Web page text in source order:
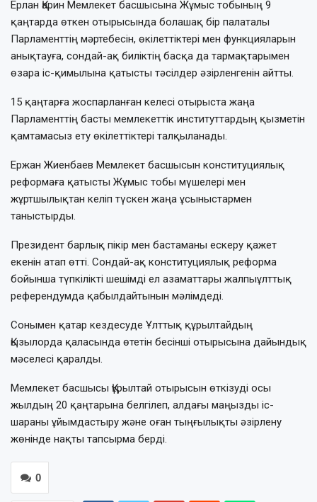
Ерлан Қарин Мемлекет басшысына Жұмыс тобының 9
қаңтарда өткен отырысында болашақ бір палаталы
Парламенттің мәртебесін, өкілеттіктері мен функцияларын
анықтауға, сондай-ақ биліктің басқа да тармақтарымен
өзара іс-қимылына қатысты тәсілдер әзірленгенін айтты.
15 қаңтарға жоспарланған келесі отырыста жаңа
Парламенттің басты мемлекеттік институттардың қызметін
қамтамасыз ету өкілеттіктері талқыланады.
Ержан Жиенбаев Мемлекет басшысын конституциялық
реформаға қатысты Жұмыс тобы мүшелері мен
жұртшылықтан келіп түскен жаңа ұсыныстармен
таныстырды.
Президент барлық пікір мен бастаманы ескеру қажет
екенін атап өтті. Сондай-ақ конституциялық реформа
бойынша түпкілікті шешімді ел азаматтары жалпыұлттық
референдумда қабылдайтынын мәлімдеді.
Сонымен қатар кездесуде Ұлттық құрылтайдың
Қызылорда қаласында өтетін бесінші отырысына дайындық
мәселесі қаралды.
Мемлекет басшысы Құрылтай отырысын өткізуді осы
жылдың 20 қаңтарына белгілеп, алдағы маңызды іс-
шараны ұйымдастыру және оған тыңғылықты әзірлену
жөнінде нақты тапсырма берді.
0